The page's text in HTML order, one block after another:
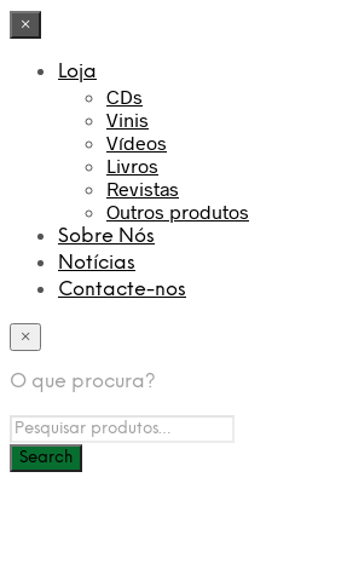
×
Loja
CDs
Vinis
Vídeos
Livros
Revistas
Outros produtos
Sobre Nós
Notícias
Contacte-nos
×
O que procura?